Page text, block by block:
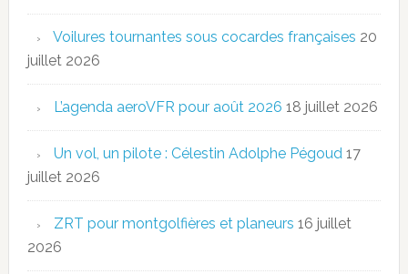
Voilures tournantes sous cocardes françaises 20
juillet 2026
L’agenda aeroVFR pour août 2026 18 juillet 2026
Un vol, un pilote : Célestin Adolphe Pégoud 17
juillet 2026
ZRT pour montgolfières et planeurs 16 juillet
2026